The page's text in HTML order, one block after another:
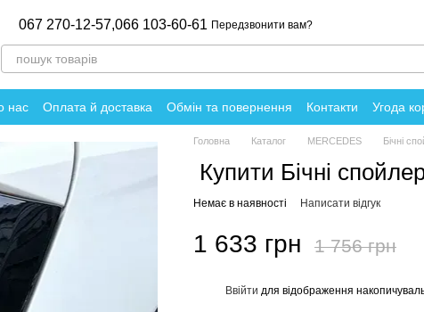
067 270-12-57,066 103-60-61 Передзвонити вам?
нас Оплата й доставка Обмін та повернення Контакти Угода
Відгуки про магазин
Головна Каталог MERCEDES Бічні
Купити Бічні
Немає в наявності Написати відгук
1 633 грн 1 756 грн
Ввійти для відображення